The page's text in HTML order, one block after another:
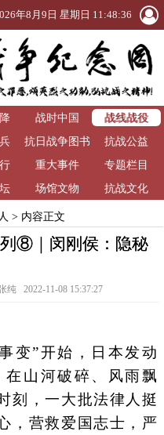
年8月9日 星期日 11:48:38
战时中国
战线战役
抗日战争图书
馆
抗战公益
重大事件
专题栏目
场馆文物 抗战文化
> 内容正文
列⑧｜闵刚侯：隐秘
纯 2022-11-08 15:37:27
”开始，日本发动
山河破碎、风雨飘
刻，一大批法律人挺
，营救爱国志士，严